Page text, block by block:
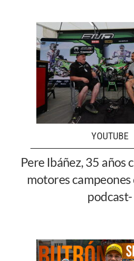
YOUTUBE
Pere Ibáñez, 35 años
motores
podcast-